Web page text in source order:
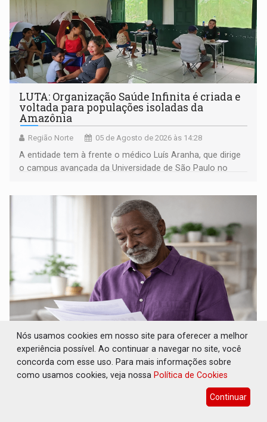
LUTA: Organização Saúde Infinita é criada e
voltada para populações isoladas da
Amazônia
Região Norte 05 de Agosto de 2026 às 14:28
A entidade tem à frente o médico Luís Aranha, que dirige
o campus avançada da Universidade de São Paulo no
NOVA MAMORÉ: Patrimônio do IPRENOM
cresce 95% e atinge R$ 136 milhões
Interior 05 de Agosto de 2026 às 14:15
IPRENOM encerra junho de 2026 com patrimônio de R$
136,27 milhões, rentabilidade acumulada acima da meta
Nós usamos cookies em nosso site para oferecer a melhor
experiência possível. Ao continuar a navegar no site, você
concorda com esse uso. Para mais informações sobre
como usamos cookies, veja nossa Política de Cookies
Continuar